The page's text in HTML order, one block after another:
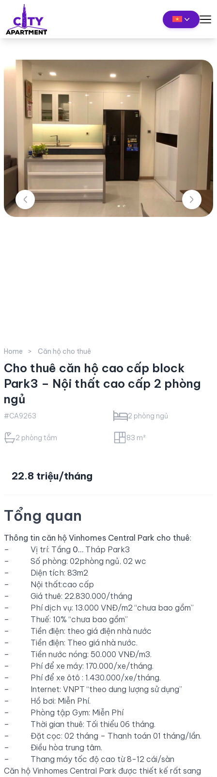
Home Căn hộ cho thuê
Cho thuê căn hộ cao cấp block
Park3 – Nội thất cao cấp 2 phòng
ngủ
#CA9263 2 phòng ngủ
2 phòng tắm 83 m²
22.8 triệu/tháng
Tổng quan
Thông tin căn hộ Vinhomes Central Park cho thuê:
– Vị trí: Tầng 0… Tháp Park3
– Số phòng: 02phòng ngủ, 02 wc
– Diện tích: 83m2
– Nội thất:cao cấp
– Giá thuê: 22.830.000/tháng
– Phí dịch vụ: 13.000 VNĐ/m2 “chưa bao gồm”
– Thuế: 10% “chưa bao gồm”
– Tiền điện: theo giá điện nhà nước
– Tiền điện: Theo giá nhà nước.
– Tiền nước nóng: 50.000 VNĐ/m3.
– Phí để xe máy: 170.000/xe/tháng.
– Phí để xe ôtô : 1.430.000/xe/tháng.
– Internet: VNPT “theo dung lượng sử dụng”
– Hồ bơi: Miễn Phí.
– Phòng tập Gym: Miễn Phí
– Thời gian thuê: Tối thiểu 06 tháng.
– Đặt cọc: 02 tháng – Thanh toán 01 tháng/lần.
– Điều hòa trung tâm.
– Thang máy tốc độ cao từ 8-12 cái/sàn
Căn hộ Vinhomes Central Park được thiết kế rất sang